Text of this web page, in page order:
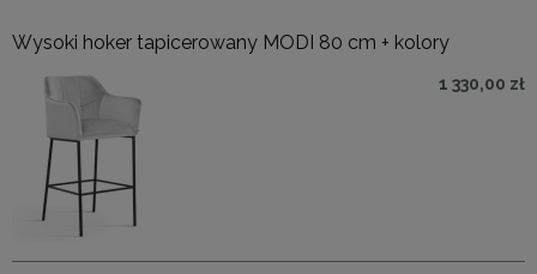
Wysoki hoker tapicerowany MODI 80 cm + kolory
1 330,00 zł